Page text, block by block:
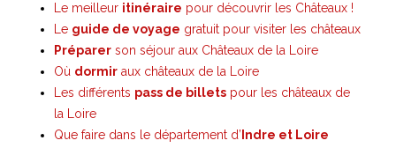
Le meilleur itinéraire pour découvrir les Châteaux !
Le guide de voyage gratuit pour visiter les châteaux
Préparer son séjour aux Châteaux de la Loire
Où dormir aux châteaux de la Loire
Les différents pass de billets pour les châteaux de
la Loire
Que faire dans le département d’ Indre et Loire